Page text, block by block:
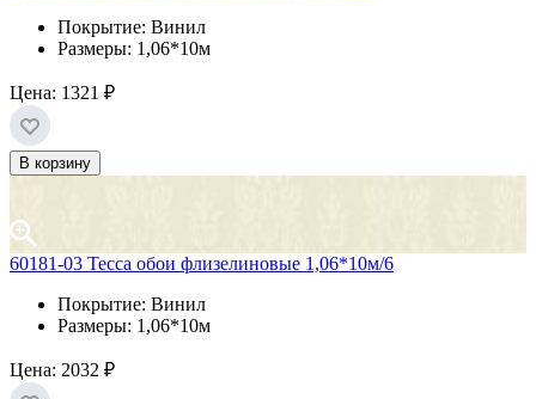
Покрытие: Винил
Размеры: 1,06*10м
Цена: 1321 ₽
В корзину
60181-03 Тесса обои флизелиновые 1,06*10м/6
Покрытие: Винил
Размеры: 1,06*10м
Цена: 2032 ₽